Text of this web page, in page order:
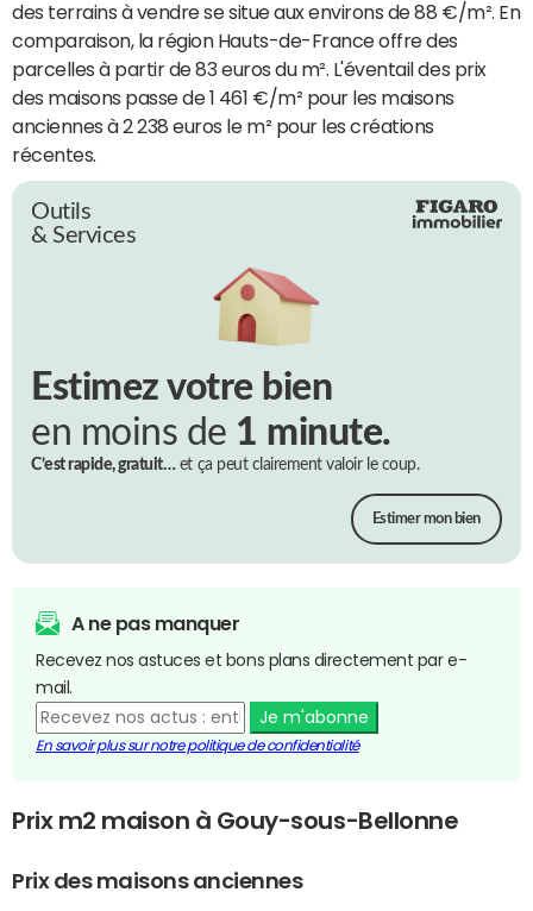
des terrains à vendre se situe aux environs de 88 €/m². En
comparaison, la région Hauts-de-France offre des
parcelles à partir de 83 euros du m². L'éventail des prix
des maisons passe de 1 461 €/m² pour les maisons
anciennes à 2 238 euros le m² pour les créations
récentes.
Outils
& Services
Estimez votre bien
en moins de 1 minute.
C’est rapide, gratuit…et ça peut clairement valoir le coup.
Estimer mon bien
A ne pas manquer
Recevez nos astuces et bons plans directement par e-
mail.
Je m'abonne
En savoir plus sur notre politique de confidentialité
Prix m2 maison à Gouy-sous-Bellonne
Prix des maisons anciennes